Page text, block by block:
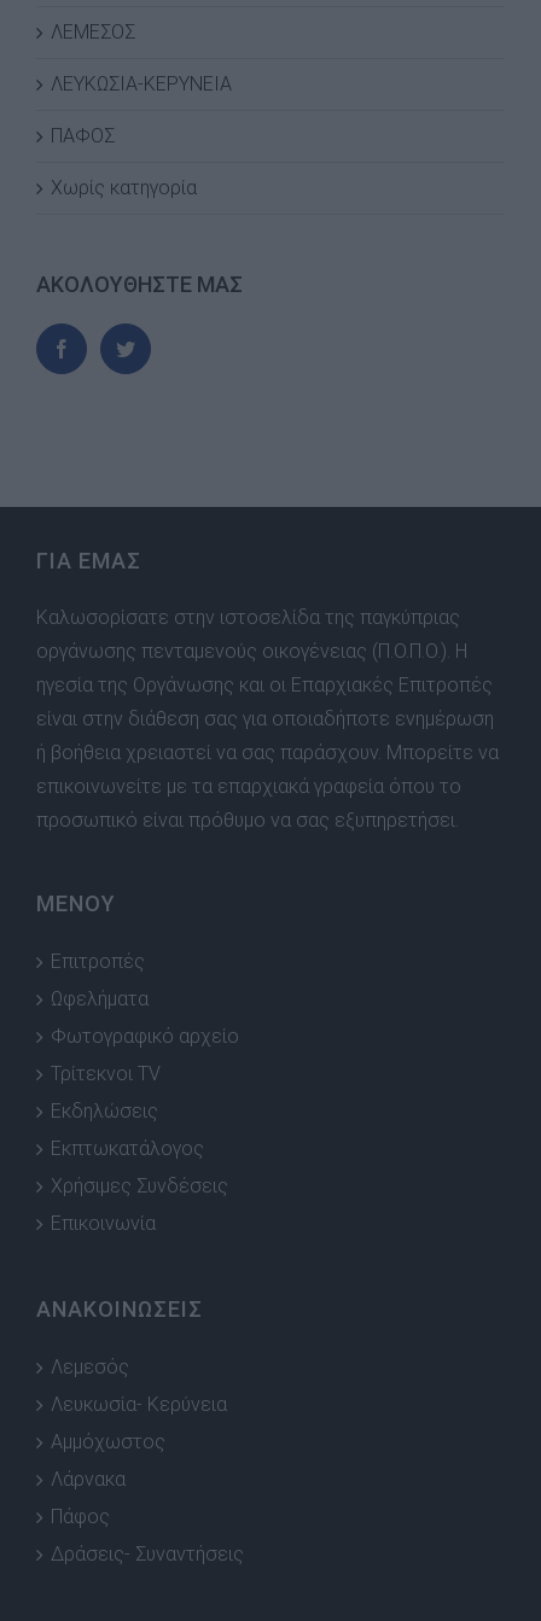
ΛΕΜΕΣΟΣ
ΛΕΥΚΩΣΙΑ-ΚΕΡΥΝΕΙΑ
ΠΑΦΟΣ
Χωρίς κατηγορία
ΑΚΟΛΟΥΘΗΣΤΕ ΜΑΣ
ΓΙΑ ΕΜΑΣ
Καλωσορίσατε στην ιστοσελίδα της παγκύπριας
οργάνωσης πενταμενούς οικογένειας (Π.Ο.Π.Ο.). Η
ηγεσία της Οργάνωσης και οι Επαρχιακές Επιτροπές
είναι στην διάθεση σας για οποιαδήποτε ενημέρωση
ή βοήθεια χρειαστεί να σας παράσχουν. Μπορείτε να
επικοινωνείτε με τα επαρχιακά γραφεία όπου το
προσωπικό είναι πρόθυμο να σας εξυπηρετήσει.
ΜΕΝΟΥ
Επιτροπές
Ωφελήματα
Φωτογραφικό αρχείο
Τρίτεκνοι TV
Εκδηλώσεις
Εκπτωκατάλογος
Χρήσιμες Συνδέσεις
Επικοινωνία
ΑΝΑΚΟΙΝΩΣΕΙΣ
Λεμεσός
Λευκωσία- Κερύνεια
Αμμόχωστος
Λάρνακα
Πάφος
Δράσεις- Συναντήσεις